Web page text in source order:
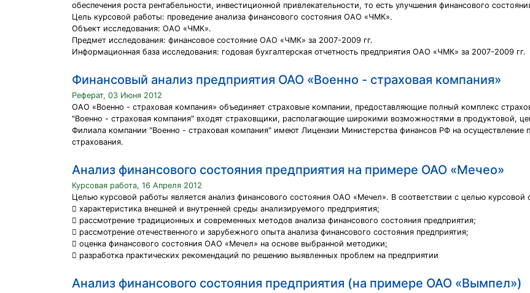
обеспечения роста рентабельности, инвестиционной привлекательности, то есть улучшения финансового
Цель курсовой работы: проведение анализа финансового состояния ОАО «ЧМК».
Объект исследования: ОАО «ЧМК».
Предмет исследования: финансовое состояние ОАО «ЧМК» за 2007-2009 гг.
Информационная база исследования: годовая бухгалтерская отчетность предприятия ОАО «ЧМК» за 2007-2009 гг.
Финансовый анализ предприятия ОАО «Военно - страховая компания»
Реферат, 03 Июня 2012
ОАО «Военно - страховая компания» объединяет страховые компании, предоставляющие полный комплекс
"Военно - страховая компания" входят страховщики, располагающие широкими возможностями в продуктовой,
Филиала компании "Военно - страховая компания" имеют Лицензии Министерства финансов РФ на осуществление
страхования.
Анализ финансового состояния предприятия на примере ОАО «Мечео»
Курсовая работа, 16 Апреля 2012
Целью курсовой работы является анализ финансового состояния ОАО «Мечел». В соответствии с целью курсовой
 характеристика внешней и внутренней среды анализируемого предприятия;
 рассмотрение традиционных и современных методов анализа финансового состояния предприятия;
 рассмотрение отечественного и зарубежного опыта анализа финансового состояния предприятия;
 оценка финансового состояния ОАО «Мечел» на основе выбранной методики;
 разработка практических рекомендаций по решению выявленных проблем на предприятии
Анализ финансового состояния предприятия (на примере ОАО «Вымпел»)